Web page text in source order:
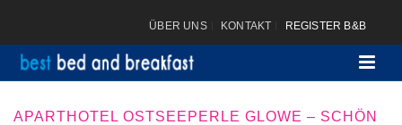
ÜBER UNS KONTAKT REGISTER B&B
APARTHOTEL OSTSEEPERLE GLOWE – SCHÖN